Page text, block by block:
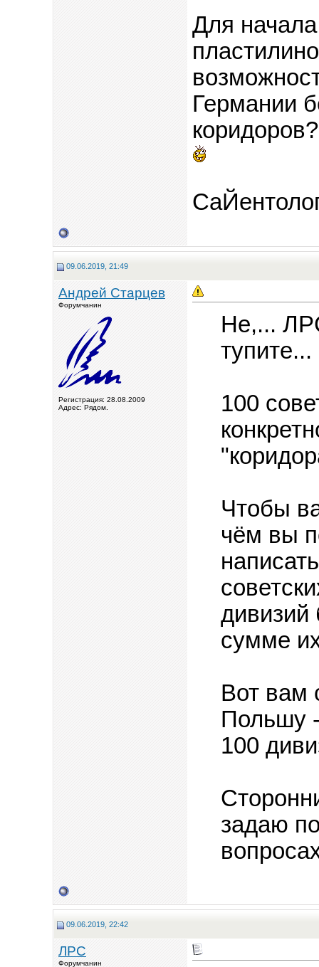
Для
Германии
коридоров?
09.06.2019, 21:49
Андрей Старцев
Форумчанин
Регистрация: 28.08.2009
Адрес: Рядом.
Не,...
тупите...
100
Чтобы
чём вы
дивизий
сумме
Вот вам
Польшу
100
задаю
09.06.2019, 22:42
ЛРС
Форумчанин